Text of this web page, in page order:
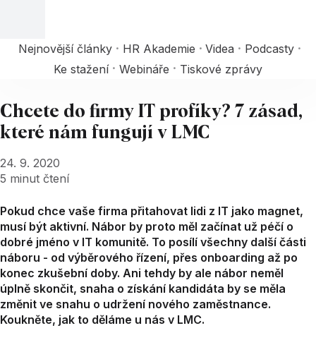
Nejnovější články HR Akademie Videa
Podcasty
Ke stažení
Webináře Tiskové zprávy
Chcete do firmy IT profíky? 7 zásad,
které nám fungují v LMC
24. 9. 2020
5 minut čtení
Pokud chce vaše firma přitahovat lidi z IT jako magnet,
musí být aktivní. Nábor by proto měl začínat už péčí o
dobré jméno v IT komunitě. To posílí všechny další části
náboru - od výběrového řízení, přes onboarding až po
konec zkušební doby. Ani tehdy by ale nábor neměl
úplně skončit, snaha o získání kandidáta by se měla
změnit ve snahu o udržení nového zaměstnance.
Koukněte, jak to děláme u nás v LMC.